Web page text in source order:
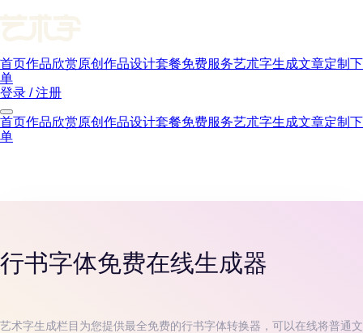
首页作品欣赏原创作品设计套餐免费服务艺朮字生成文章定制下
单
登录 / 注册
首页作品欣赏原创作品设计套餐免费服务艺朮字生成文章定制下
单
行书字体免费在线生成器
艺术字生成栏目为您提供最全免费的行书字体转换器，可以在线将普通